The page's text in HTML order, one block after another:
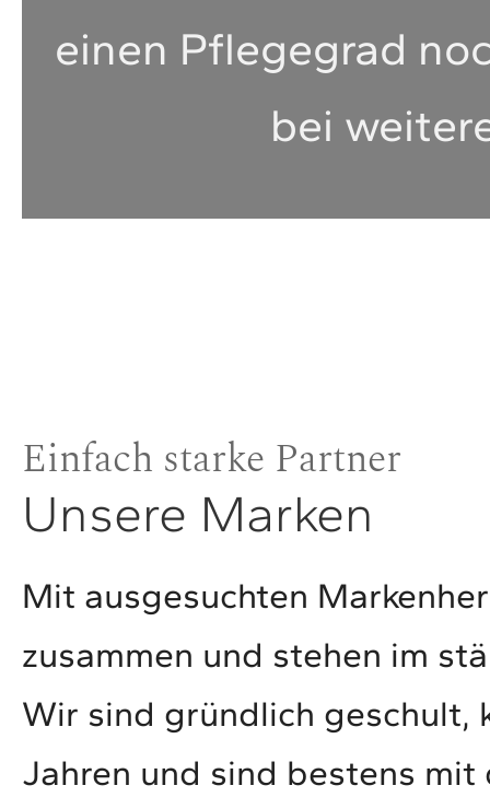
einen Pflegegrad
bei
Einfach starke Partner
Unsere Marken
Mit ausgesuchten
zusammen und stehen im
Wir sind gründlich geschult,
Jahren und sind bestens